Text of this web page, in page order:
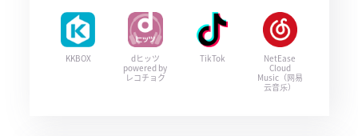
KKBOX
dヒッツ
powered by
レコチョク
TikTok
NetEase
Cloud
Music（网易
云音乐）